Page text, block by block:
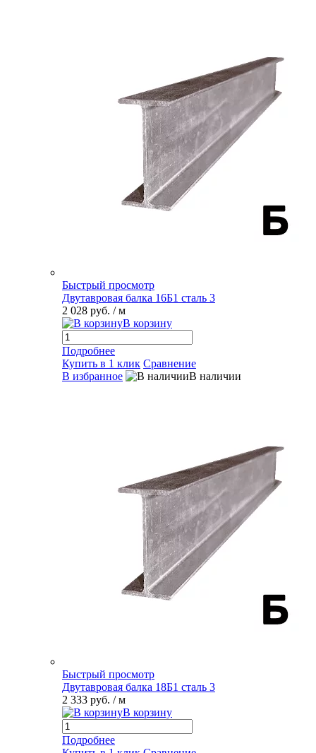
Быстрый просмотр
Двутавровая балка 16Б1 сталь 3
2 028 руб. / м
В корзину
Подробнее
Купить в 1 клик Сравнение
В избранное
В наличии
Быстрый просмотр
Двутавровая балка 18Б1 сталь 3
2 333 руб. / м
В корзину
Подробнее